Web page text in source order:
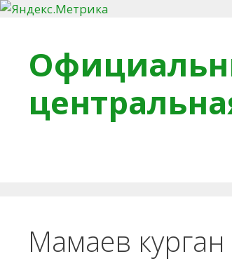
Мамаев